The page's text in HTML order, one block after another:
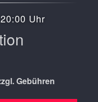
Uhr
Gebühren